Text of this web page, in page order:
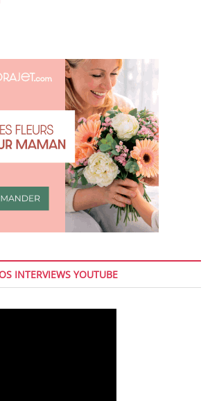
INTERVIEWS YOUTUBE